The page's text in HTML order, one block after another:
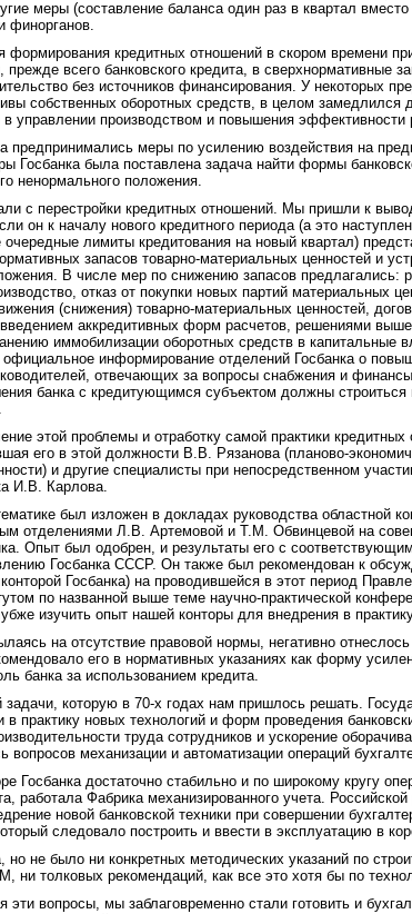
меры (составление баланса один раз в квартал вместо
финорганов.
формирования кредитных отношений в скором времени
прежде всего банковского кредита, в сверхнормативные
без источников финансирования. У некоторых
собственных оборотных средств, в целом замедлился
управлении производством и повышения эффективности
предпринимались меры по усилению воздействия на
Госбанка была поставлена задача найти формы
ненормального положения.
с перестройки кредитных отношений. Мы пришли к
он к началу нового кредитного периода (а это
лимиты кредитования на новый квартал)
запасов товарно-материальных ценностей и
В числе мер по снижению запасов предлагались:
отказ от покупки новых партий материальных
(снижения) товарно-материальных ценностей,
аккредитивных форм расчетов, решениями
иммобилизации оборотных средств в капитальные
информирование отделений Госбанка о
отвечающих за вопросы снабжения и
банка с кредитующимся субъектом должны строиться
этой проблемы и отработку самой практики
его в этой должности В.В. Рязанова (планово-
и другие специалисты при непосредственном
И.В. Карлова.
был изложен в докладах руководства областной
отделениями Л.В. Артемовой и Т.М. Обвинцевой на
Опыт был одобрен, и результаты его с
Госбанка СССР. Он также был рекомендован к
Госбанка) на проводившейся в этот период
по названной выше теме научно-практической
изучить опыт нашей конторы для внедрения в
на отсутствие правовой нормы, негативно
его в нормативных указаниях как форму
банка за использованием кредита.
которую в 70-х годах нам пришлось решать.
в практику новых технологий и форм проведения
труда сотрудников и ускорение
вопросов механизации и автоматизации операций
Госбанка достаточно стабильно и по широкому кругу
работала Фабрика механизированного учета.
новой банковской техники при совершении
следовало построить и ввести в эксплуатацию в
не было ни конкретных методических указаний по
толковых рекомендаций, как все это хотя бы по
вопросы, мы заблаговременно стали готовить и